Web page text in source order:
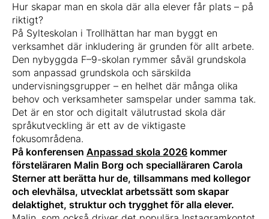
Hur skapar man en skola där alla elever får plats – på
riktigt?
På Sylteskolan i Trollhättan har man byggt en
verksamhet där inkludering är grunden för allt arbete.
Den nybyggda F–9-skolan rymmer såväl grundskola
som anpassad grundskola och särskilda
undervisningsgrupper – en helhet där många olika
behov och verksamheter samspelar under samma tak.
Det är en stor och digitalt välutrustad skola där
språkutveckling är ett av de viktigaste
fokusområdena.
På konferensen Anpassad skola 2026 kommer
försteläraren Malin Borg och specialläraren Carola
Sterner att berätta hur de, tillsammans med kollegor
och elevhälsa, utvecklat arbetssätt som skapar
delaktighet, struktur och trygghet för alla elever.